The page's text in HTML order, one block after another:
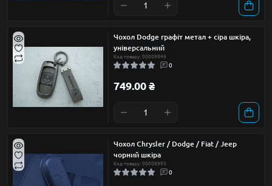
Чохол Dodge графіт метал + сіра шкіра,
універсальний
Код товару: 00009846
0
749.00 ₴
Чохол Chrysler / Dodge / Fiat / Jeep
чорний шкіра
Код товару: 00008993
0